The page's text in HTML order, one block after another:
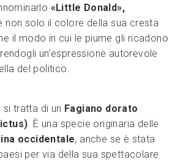
«Little Donald»,
non solo il colore della sua cresta
il modo in cui le piume gli ricadono
un’espressione autorevole
del politico.
si tratta di un Fagiano dorato
. È una specie originaria delle
occidentale, anche se è stata
per via della sua spettacolare